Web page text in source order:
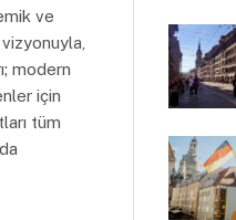
ve
modern
için
tüm